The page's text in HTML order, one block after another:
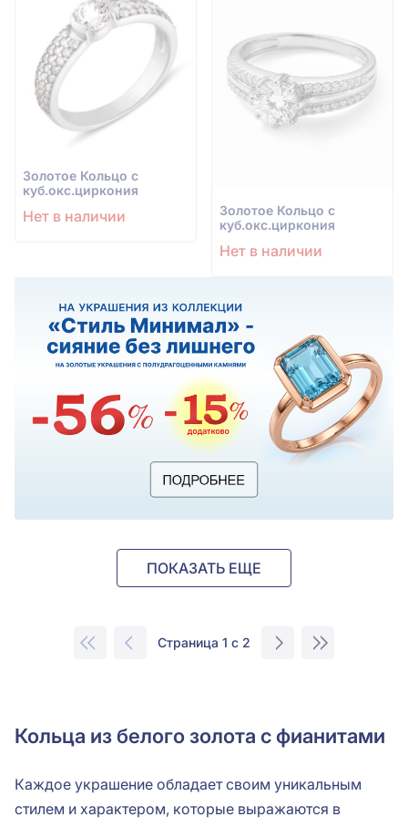
Золотое Кольцо с
куб.окс.циркония
Нет в наличии
Золотое Кольцо с
куб.окс.циркония
Нет в наличии
ПОКАЗАТЬ ЕЩЕ
Страница 1 с 2
Кольца из белого золота с фианитами
Каждое украшение обладает своим уникальным
стилем и характером, которые выражаются в